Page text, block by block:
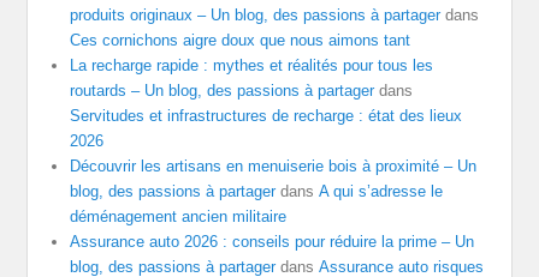
produits originaux – Un blog, des passions à partagerdans
Ces cornichons aigre doux que nous aimons tant
La recharge rapide : mythes et réalités pour tous les
routards – Un blog, des passions à partagerdans
Servitudes et infrastructures de recharge : état des lieux
2026
Découvrir les artisans en menuiserie bois à proximité – Un
blog, des passions à partagerdansA qui s’adresse le
déménagement ancien militaire
Assurance auto 2026 : conseils pour réduire la prime – Un
blog, des passions à partagerdansAssurance auto risques